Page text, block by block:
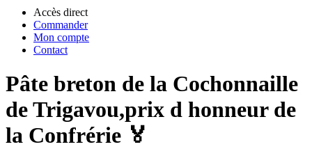
Accès direct
Commander
Mon compte
Contact
Pâte breton de la Cochonnaille
de Trigavou,prix d honneur de
la Confrérie 🏅